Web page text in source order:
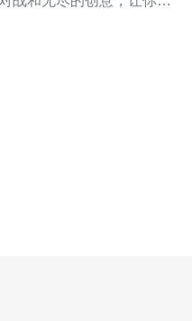
服务器上，你可以与其